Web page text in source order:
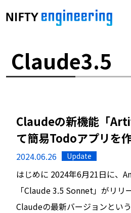
Claude3.5
Claudeの新機能「
て簡易Todoアプリを
2024.06.26 Update
はじめに 2024年6月21日に、
「Claude 3.5 Sonnet」がリリ
Claudeの最新バージョンとい